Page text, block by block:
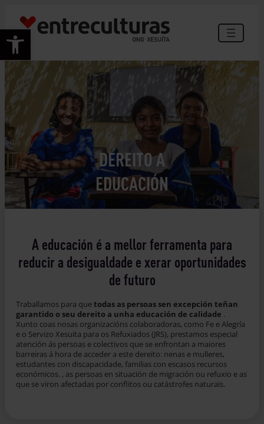
Abrir barra de ferramentas
contido
DEREITO A
EDUCACIÓN
©Rodolfo Churión
A educación é a mellor ferramenta para
reducir a desigualdade e xerar oportunidades
de futuro
Traballamos para que todas as persoas sen excepción teñan
garantido o seu dereito a unha educación de calidade .
Xunto coas nosas organizacións colaboradoras, como Fe e Alegría
e o Servizo Xesuita para os Refuxiados (JRS), prestamos especial
atención ás persoas e colectivos que se enfrontan a maiores
barreiras á hora de acceder a este dereito: nenas e mulleres,
estudantes con discapacidade, familias con escasos recursos
económicos. , as persoas en situación de migración ou refuxio e as
que se viron afectadas por conflitos ou catástrofes naturais.